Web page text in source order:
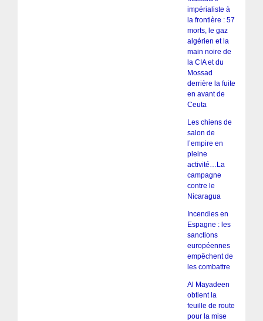
impérialiste à
la frontière : 57
morts, le gaz
algérien et la
main noire de
la CIA et du
Mossad
derrière la fuite
en avant de
Ceuta
Les chiens de
salon de
l’empire en
pleine
activité…La
campagne
contre le
Nicaragua
Incendies en
Espagne : les
sanctions
européennes
empêchent de
les combattre
Al Mayadeen
obtient la
feuille de route
pour la mise